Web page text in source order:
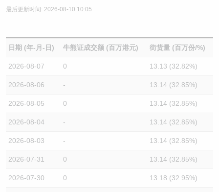
最后更新时间: 2026-08-10 10:05
日期 (年-月-日) 牛熊证成交额 (百万港元) 街货量 (百万份/%)
2026-08-07 0 13.13 (32.82%)
2026-08-06 - 13.14 (32.85%)
2026-08-05 0 13.14 (32.85%)
2026-08-04 - 13.14 (32.85%)
2026-08-03 - 13.14 (32.85%)
2026-07-31 0 13.14 (32.85%)
2026-07-30 0 13.18 (32.95%)